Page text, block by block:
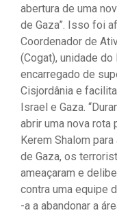
abertura de uma
de Gaza”. Isso foi
Coordenador de
(Cogat), unidade
encarregado de
Cisjordânia e
Israel e Gaza.
abrir uma nova rota
Kerem Shalom
de Gaza, os
ameaçaram e
contra uma equipe
-a a abandonar a